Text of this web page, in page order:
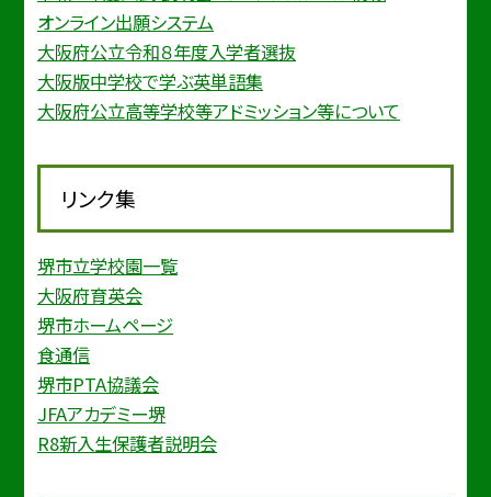
オンライン出願システム
大阪府公立令和８年度入学者選抜
大阪版中学校で学ぶ英単語集
大阪府公立高等学校等アドミッション等について
リンク集
堺市立学校園一覧
大阪府育英会
堺市ホームページ
食通信
堺市PTA協議会
JFAアカデミー堺
R8新入生保護者説明会